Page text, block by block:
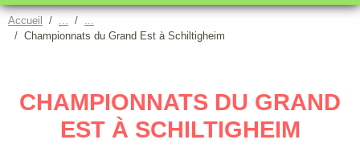
Accueil
Championnats du Grand Est à Schiltigheim
CHAMPIONNATS DU GRAND
EST À SCHILTIGHEIM